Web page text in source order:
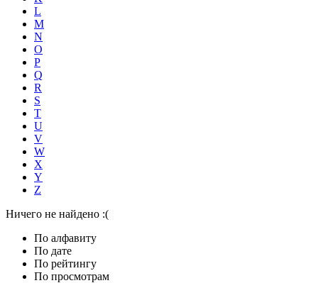
L
M
N
O
P
Q
R
S
T
U
V
W
X
Y
Z
Ничего не найдено :(
По алфавиту
По дате
По рейтингу
По просмотрам